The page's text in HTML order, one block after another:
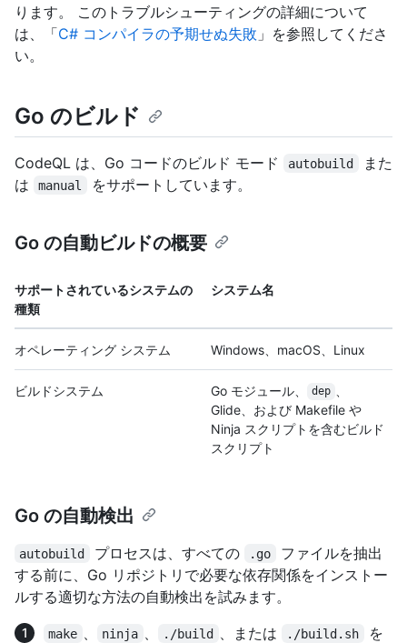
ります。 このトラブルシューティングの詳細について
は、「C# コンパイラの予期せぬ失敗 」を参照してくださ
い。
Go のビルド
CodeQL は、Go コードのビルド モード autobuild
また
は
manual をサポートしています。
Go の自動ビルドの概要
サポートされているシステムの
種類
システム名
オペレーティング システム Windows、macOS、Linux
ビルドシステム Go モジュール、 dep
Glide、および Makefile や
Ninja スクリプトを含むビルド
スクリプト
Go の自動検出
autobuild プロセスは、すべての .go
ファイルを抽出
する前に、Go リポジトリで必要な依存関係をインストー
ルする適切な方法の自動検出を試みます。
make ninja ./build 、または ./build.sh
を